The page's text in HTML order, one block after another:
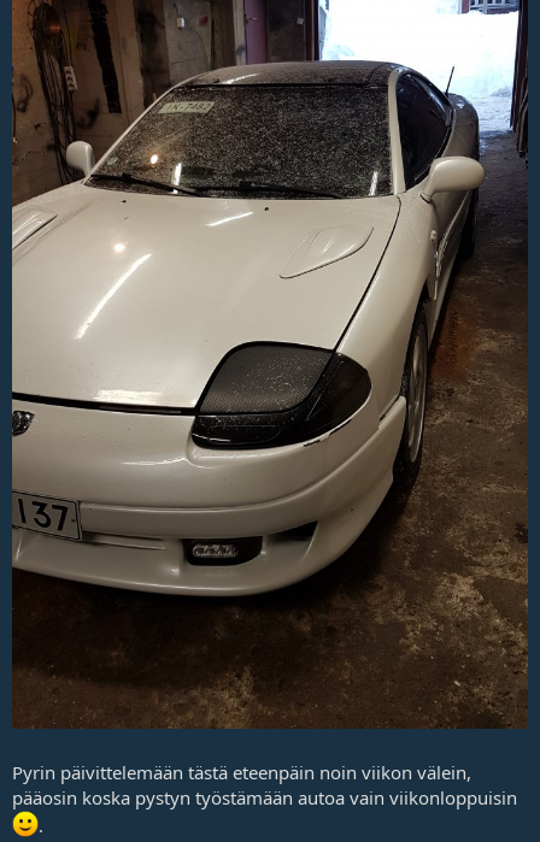
Pyrin päivittelemään tästä eteenpäin noin viikon välein,
pääosin koska pystyn työstämään autoa vain viikonloppuisin
.